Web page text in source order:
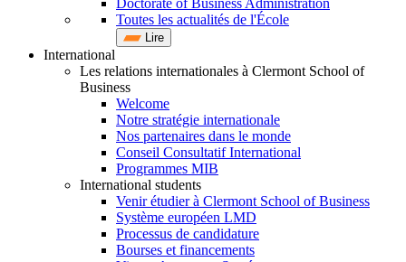
Doctorate of Business Administration
Toutes les actualités de l'École
Lire
International
Les relations internationales à Clermont School of
Business
Welcome
Notre stratégie internationale
Nos partenaires dans le monde
Conseil Consultatif International
Programmes MIB
International students
Venir étudier à Clermont School of Business
Système européen LMD
Processus de candidature
Bourses et financements